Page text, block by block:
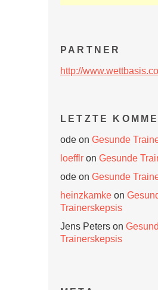
PARTNER
http://
LETZTE
ode on Gesunde
loefflr on Gesunde
ode on Gesunde
heinzkamke on
Trainerskepsis
Jens Peters on
Trainerskepsis